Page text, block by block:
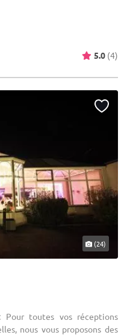
5.0 (4)
(24)
toutes vos réceptions
nous vous proposons des